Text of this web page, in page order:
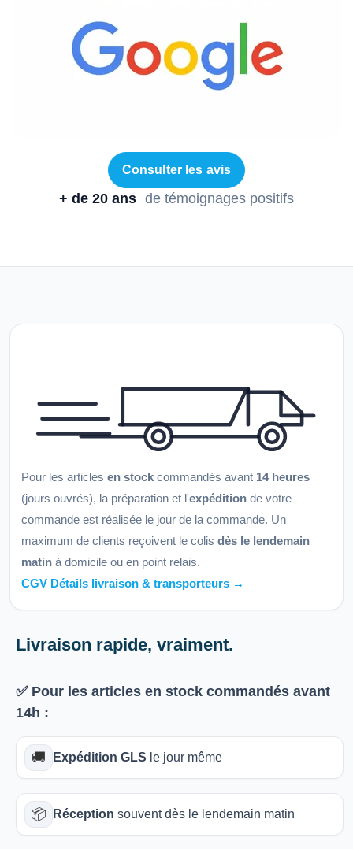
Consulter les avis
+ de 20 ans de témoignages positifs
Pour les articles en stock commandés avant 14 heures
(jours ouvrés), la préparation et l'expédition de votre
commande est réalisée le jour de la commande. Un
maximum de clients reçoivent le colis dès le lendemain
matin à domicile ou en point relais.
CGV Détails livraison & transporteurs →
Livraison rapide, vraiment.
✅ Pour les articles en stock commandés avant
14h :
🚚 Expédition GLS le jour même
📦 Réception souvent dès le lendemain matin